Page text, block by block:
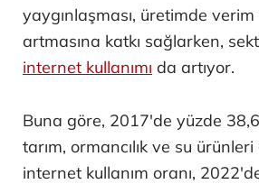
yaygınlaşması, üretimde
artmasına katkı sağlarken,
internet kullanımı da artıyor.
Buna göre, 2017'de yüzde
tarım, ormancılık ve su ürünleri
internet kullanım oranı,